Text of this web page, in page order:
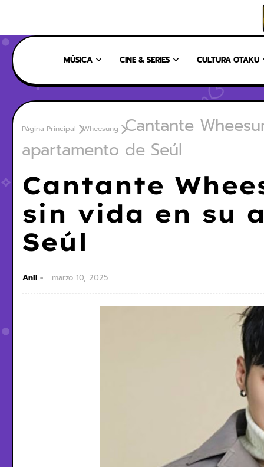
MÚSICA CINE & SERIES CULTURA OTAKU
Página Principal Wheesung
Cantante
apartamento de Seúl
Cantante
sin vida en su
Seúl
Anii marzo 10, 2025